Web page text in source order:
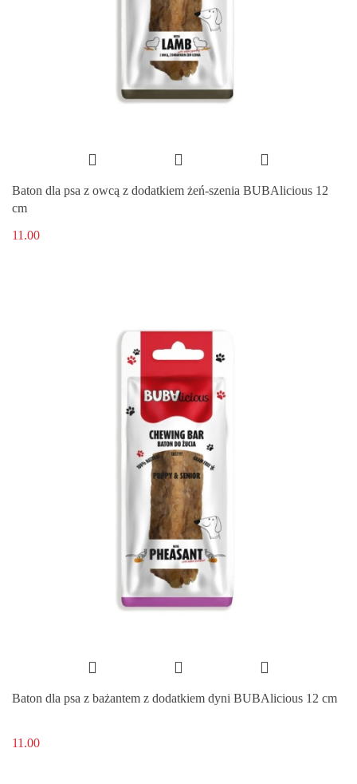
Baton dla psa z owcą z dodatkiem żeń-szenia BUBAlicious 12
cm
11.00
Baton dla psa z bażantem z dodatkiem dyni BUBAlicious 12 cm
11.00